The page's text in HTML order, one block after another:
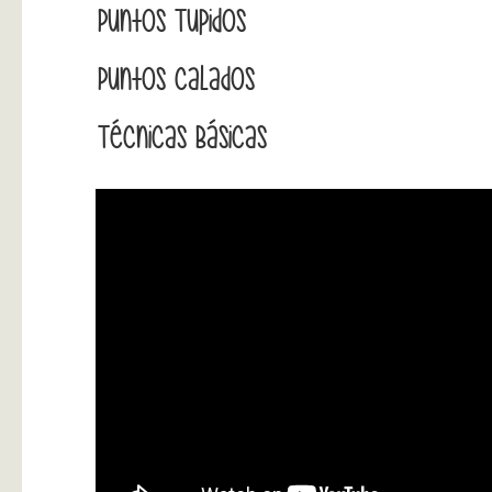
Puntos Tupidos
Puntos Calados
Técnicas Básicas